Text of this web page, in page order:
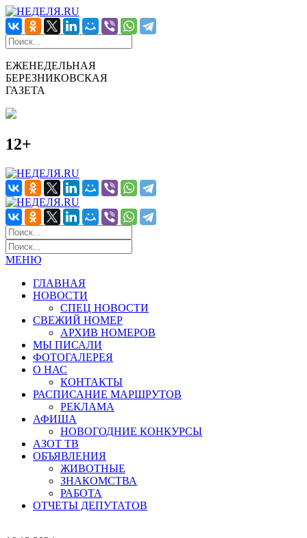
ЕЖЕНЕДЕЛЬНАЯ
БЕРЕЗНИКОВСКАЯ
ГАЗЕТА
12+
МЕНЮ
ГЛАВНАЯ
НОВОСТИ
СПЕЦ НОВОСТИ
СВЕЖИЙ НОМЕР
АРХИВ НОМЕРОВ
МЫ ПИСАЛИ
ФОТОГАЛЕРЕЯ
О НАС
КОНТАКТЫ
РАСПИСАНИЕ МАРШРУТОВ
РЕКЛАМА
АФИША
НОВОГОДНИЕ КОНКУРСЫ
АЗОТ ТВ
ОБЪЯВЛЕНИЯ
ЖИВОТНЫЕ
ЗНАКОМСТВА
РАБОТА
ОТЧЕТЫ ДЕПУТАТОВ